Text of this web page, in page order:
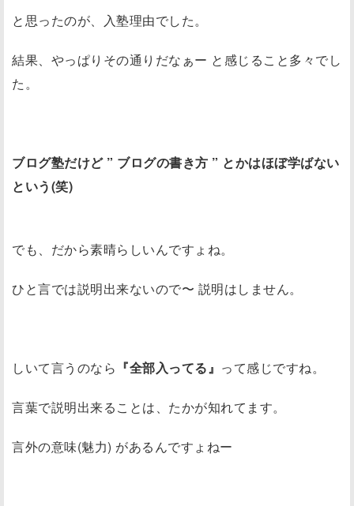
と思ったのが、入塾理由でした。
結果、やっぱりその通りだなぁー と感じること多々でし
た。
ブログ塾だけど ” ブログの書き方 ” とかはほぼ学ばない
という(笑)
でも、だから素晴らしいんですょね。
ひと言では説明出来ないので〜 説明はしません。
しいて言うのなら 『全部入ってる』 って感じですね。
言葉で説明出来ることは、たかが知れてます。
言外の意味(魅力) があるんですょねー